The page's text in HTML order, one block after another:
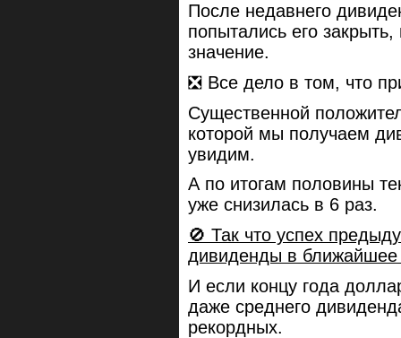
После недавнего
попытались его
значение.
❎ Все дело в том, что
Существенной
которой мы получаем
увидим.
А по итогам половины
уже снизилась в 6 раз.
🚫 Так что успех
дивиденды в ближайшее
И если концу года
даже среднего
рекордных.